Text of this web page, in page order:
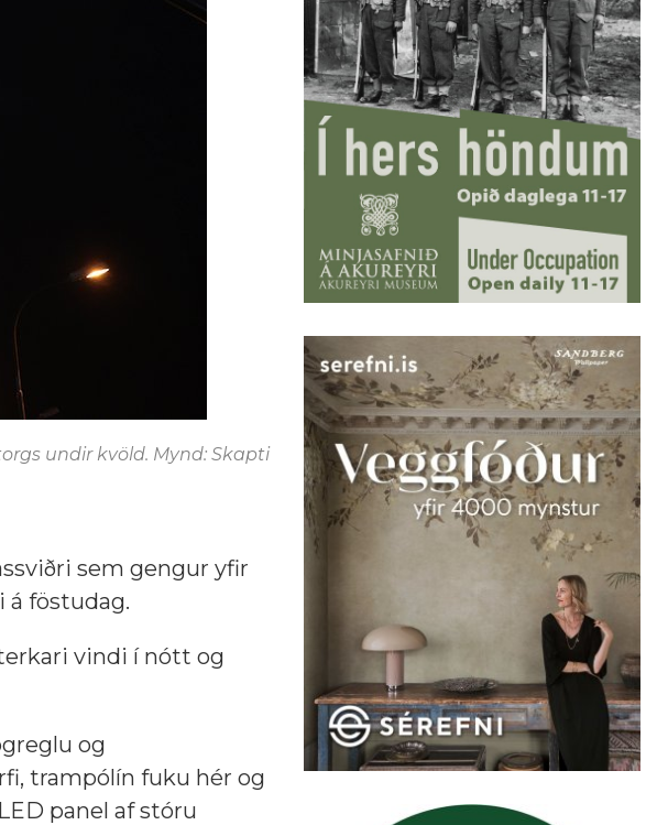
undir kvöld. Mynd: Skapti
sem gengur yfir
á föstudag.
vindi í nótt og
og
trampólín fuku hér og
panel af stóru